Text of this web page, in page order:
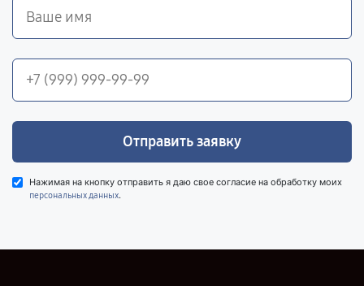
Отправить заявку
Нажимая на кнопку отправить я даю свое согласие на обработку моих
персональных данных.